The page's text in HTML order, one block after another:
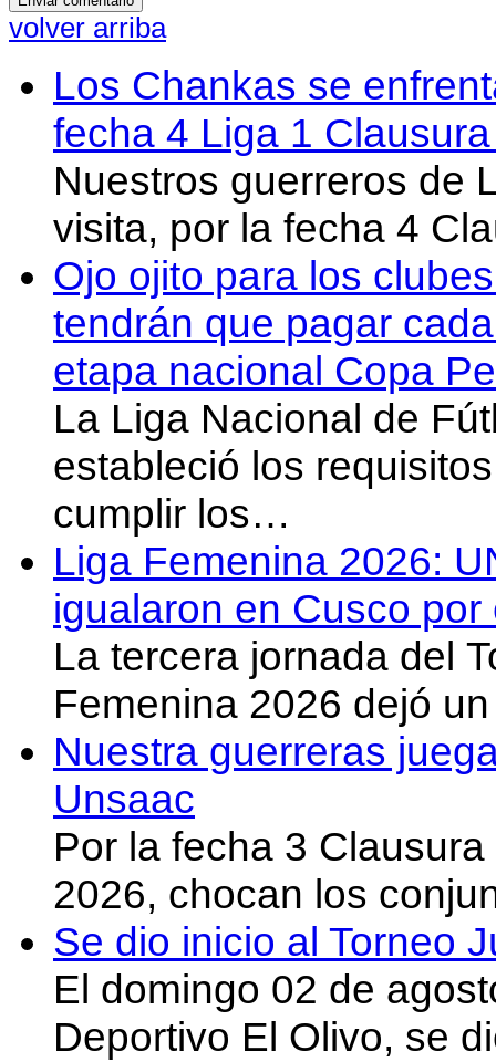
volver arriba
Los Chankas se
fecha 4 Liga 1
Nuestros guerreros de
visita, por la fecha 4
Ojo ojito para los
tendrán que pagar
etapa nacional Copa
La Liga Nacional de
estableció los
cumplir los…
Liga Femenina 2026:
igualaron en Cusco
La tercera jornada del
Femenina 2026 dejó
Nuestra guerreras
Unsaac
Por la fecha 3
2026, chocan los
Se dio inicio al Torneo
El domingo 02 de
Deportivo El Olivo, se